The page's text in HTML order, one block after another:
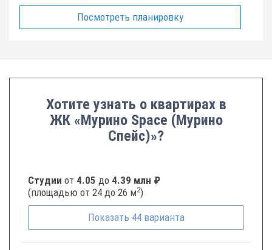
Посмотреть планировку
Хотите узнать о квартирах в
ЖК «Мурино Space (Мурино
Спейс)»?
Студии от 4.05 до 4.39 млн ₽
(площадью от 24 до 26 м2)
Показать 44 варианта